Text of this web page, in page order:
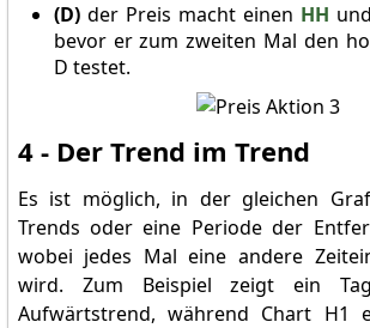
(D)der Preis macht einen HH
bevor er zum zweiten Mal den
D testet.
4 - Der Trend im Trend
Es ist möglich, in der gleichen
Trends oder eine Periode der
wobei jedes Mal eine andere
wird. Zum Beispiel zeigt ein
Aufwärtstrend, während Chart H1